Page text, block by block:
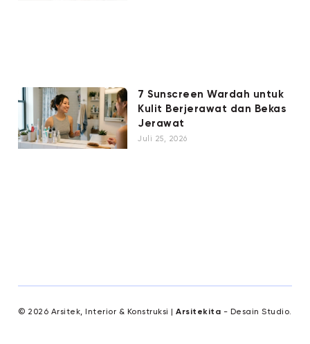
7 Sunscreen Wardah untuk
Kulit Berjerawat dan Bekas
Jerawat
Juli 25, 2026
© 2026 Arsitek, Interior & Konstruksi |Arsitekita - Desain Studio.